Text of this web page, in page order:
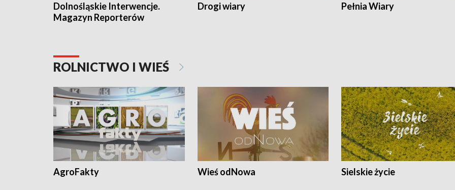
Dolnośląskie Interwencje.
Magazyn Reporterów
Drogi wiary Pełnia Wiary
ROLNICTWO I WIEŚ
AgroFakty Wieś odNowa Sielskie życie